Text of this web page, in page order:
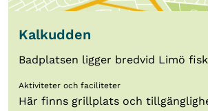
Kalkudden
Badplatsen ligger bredvid Limö
Aktiviteter och faciliteter
Här finns grillplats och